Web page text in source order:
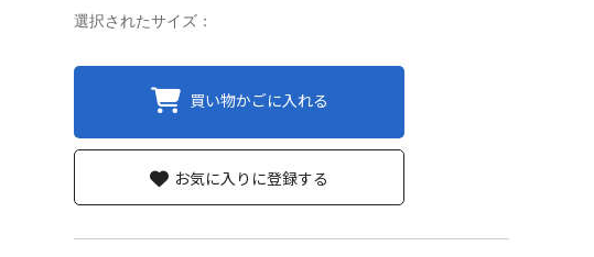
選択されたサイズ：
買い物かごに入れる
お気に入りに登録する